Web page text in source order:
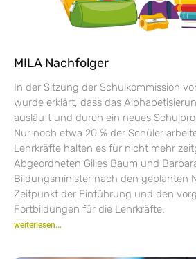
MILA Nachfolger
In der Sitzung der Schulkommission
wurde erklärt, dass das
ausläuft und durch ein neues
Nur noch etwa 20 % der Schüler
Lehrkräfte halten es für nicht mehr
Abgeordneten Gilles Baum und
Bildungsminister nach den geplanten
Zeitpunkt der Einführung und den
Fortbildungen für die Lehrkräfte.
weiterlesen...